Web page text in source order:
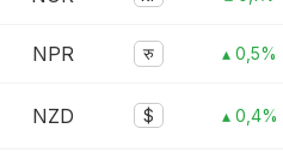
NPR रु ▴ 0,5%
NZD $ ▴ 0,4%